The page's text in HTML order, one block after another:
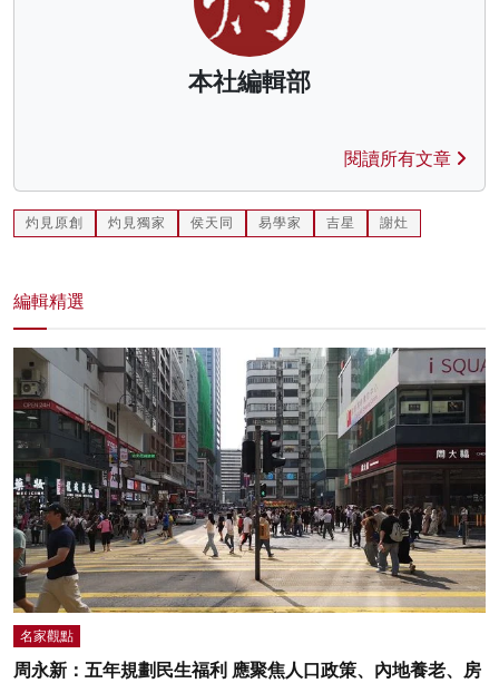
本社編輯部
閱讀所有文章
灼見原創 灼見獨家 侯天同 易學家 吉星 謝灶
編輯精選
名家觀點
周永新：五年規劃民生福利 應聚焦人口政策、內地養老、房